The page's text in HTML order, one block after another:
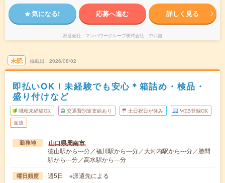
気になる! 応募へ進む 詳しく見る
派遣会社 マンパワーグループ株式会社 中四国
未読 掲載日 2026/08/02
即払いOK！未経験でも安心＊箱詰め・検品・
盛り付けなど
職種未経験OK 交通費別途支給あり 土日祝日が休み WEB登録OK
派遣
勤務地 山口県周南市
徳山駅から---分／福川駅から---分／大河内駅から---分／勝間
駅から---分／高水駅から---分
曜日頻度 週5日 ※派遣先による